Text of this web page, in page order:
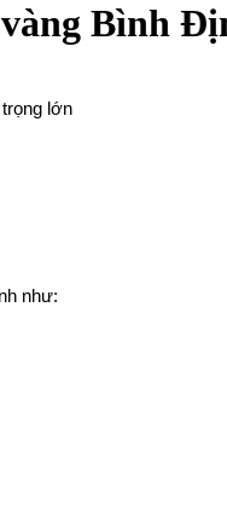
Bình
lớn
như: